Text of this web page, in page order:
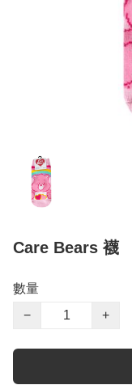
Care Bears 襪
數量
−
+